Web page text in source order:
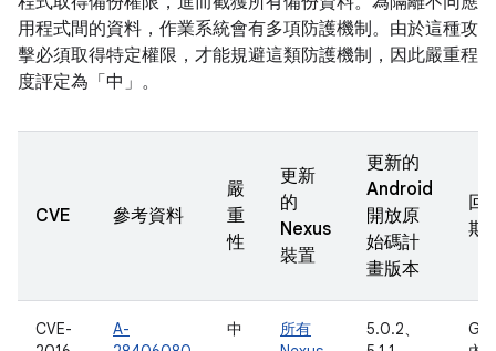
用程式間的資料，作業系統會有多項防護機制。由於這種攻
擊必須取得特定權限，才能規避這類防護機制，因此嚴重程
度評定為「中」。
CVE 參考資料
嚴
重
性
更新
的
Nexus
裝置
更新的
Android
開放原
始碼計
畫版本
回
期
CVE-
A-
中
所有
5.0.2、